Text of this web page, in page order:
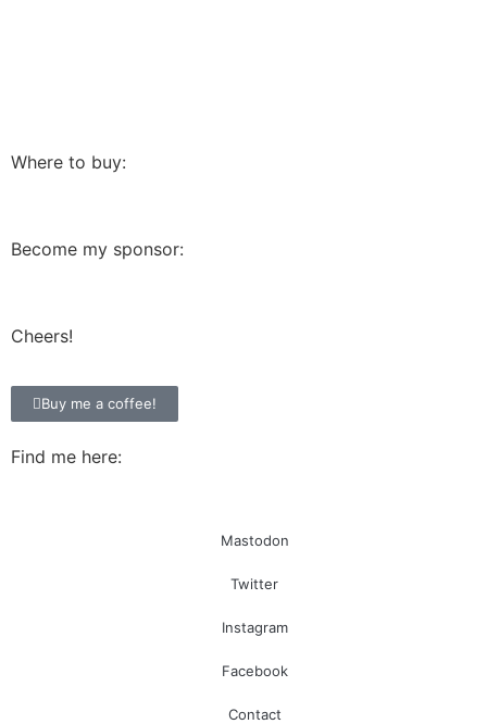
Where to buy:
Become my sponsor:
Cheers!
Buy me a coffee!
Find me here:
Mastodon
Twitter
Instagram
Facebook
Contact